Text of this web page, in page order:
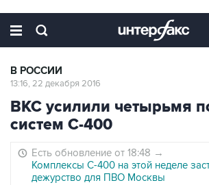
В РОССИИ
13:16, 22 декабря 2016
ВКС усилили четырьмя
систем С-400
Есть обновление от 18:48 →
Комплексы С-400 на этой неделе
дежурство для ПВО Москвы